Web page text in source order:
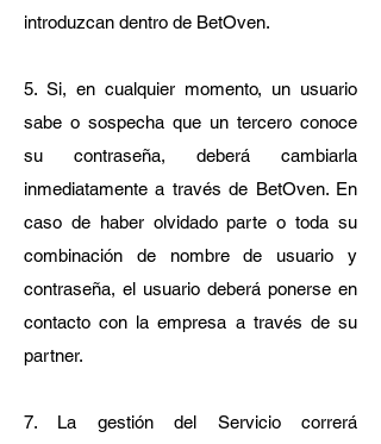
introduzcan dentro de BetOven.
5. Si, en cualquier momento, un usuario
sabe o sospecha que un tercero conoce
su contraseña, deberá cambiarla
inmediatamente a través de BetOven. En
caso de haber olvidado parte o toda su
combinación de nombre de usuario y
contraseña, el usuario deberá ponerse en
contacto con la empresa a través de su
partner.
7. La gestión del Servicio correrá